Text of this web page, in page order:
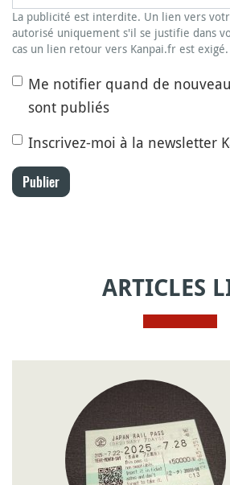
La publicité est interdite. Un lien vers
autorisé uniquement s'il se justifie dans
cas un lien retour vers Kanpai.fr est exigé.
Me notifier quand de
sont publiés
Inscrivez-moi à la newsletter
Publier
ARTICLES